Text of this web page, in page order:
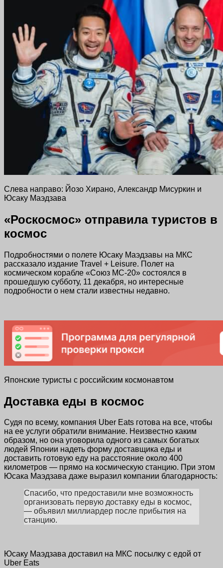
Слева направо: Йозо Хирано, Александр Мисуркин и
Юсаку Маэдзава
«Роскосмос» отправила туристов в
космос
Подробностями о полете Юсаку Маэдзавы на МКС
рассказало издание Travel + Leisure. Полет на
космическом корабле «Союз МС-20» состоялся в
прошедшую субботу, 11 декабря, но интересные
подробности о нем стали известны недавно.
Японские туристы с российским космонавтом
Доставка еды в космос
Судя по всему, компания Uber Eats готова на все, чтобы
на ее услуги обратили внимание. Неизвестно каким
образом, но она уговорила одного из самых богатых
людей Японии надеть форму доставщика еды и
доставить готовую еду на расстояние около 400
километров — прямо на космическую станцию. При этом
Юсака Маэдзава даже выразил компании благодарность:
Спасибо, что предоставили мне возможность
организовать первую доставку еды в космос,
— объявил миллиардер после прибытия на
станцию.
Юсаку Маэдзава доставил на МКС посылку с едой от
Uber Eats